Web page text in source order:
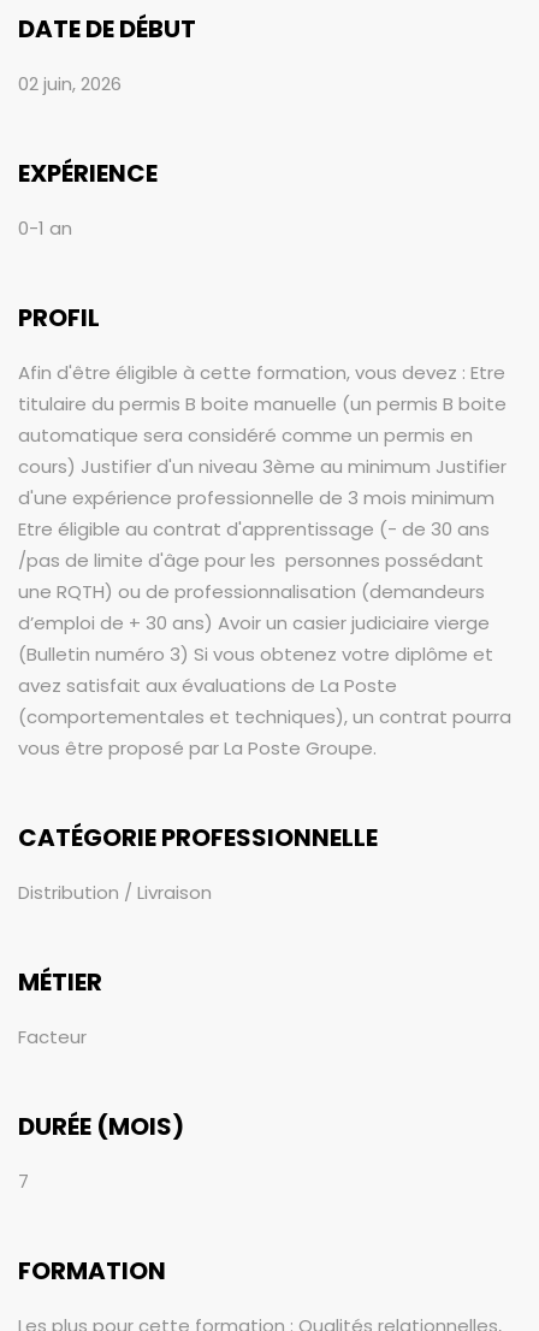
DATE DE DÉBUT
02 juin, 2026
EXPÉRIENCE
0-1 an
PROFIL
Afin d'être éligible à cette formation, vous devez : Etre
titulaire du permis B boite manuelle (un permis B boite
automatique sera considéré comme un permis en
cours) Justifier d'un niveau 3ème au minimum Justifier
d'une expérience professionnelle de 3 mois minimum
Etre éligible au contrat d'apprentissage (- de 30 ans
/pas de limite d'âge pour les personnes possédant
une RQTH) ou de professionnalisation (demandeurs
d’emploi de + 30 ans) Avoir un casier judiciaire vierge
(Bulletin numéro 3) Si vous obtenez votre diplôme et
avez satisfait aux évaluations de La Poste
(comportementales et techniques), un contrat pourra
vous être proposé par La Poste Groupe.
CATÉGORIE PROFESSIONNELLE
Distribution / Livraison
MÉTIER
Facteur
DURÉE (MOIS)
7
FORMATION
Les plus pour cette formation : Qualités relationnelles,